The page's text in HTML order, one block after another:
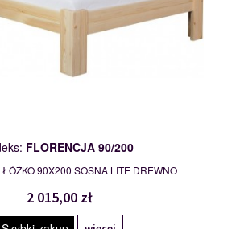
FLORENCJA 90/200
90X200 SOSNA LITE DREWNO
2 015,00 zł